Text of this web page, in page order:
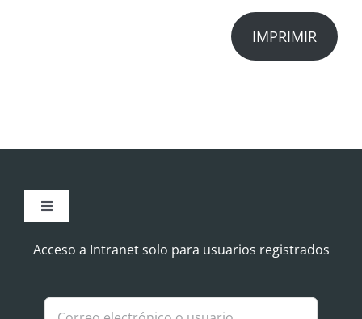
IMPRIMIR
Toggle
Aviso Legal
Política de Cookies
Acceso a Intranet solo para usuarios registrados